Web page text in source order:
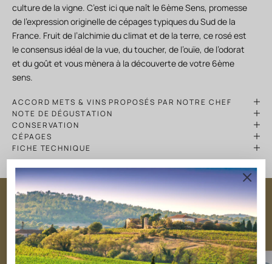
culture de la vigne. C’est ici que naît le 6ème Sens, promesse
de l’expression originelle de cépages typiques du Sud de la
France. Fruit de l’alchimie du climat et de la terre, ce rosé est
le consensus idéal de la vue, du toucher, de l’ouïe, de l’odorat
et du goût et vous mènera à la découverte de votre 6ème
sens.
ACCORD METS & VINS PROPOSÉS PAR NOTRE CHEF
NOTE DE DÉGUSTATION
CONSERVATION
CÉPAGES
FICHE TECHNIQUE
NOS CUVÉES INCONTOURNABLES
Des bons vins pour toutes lesoccasions